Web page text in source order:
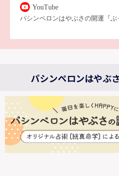
YouTube
パシンペロンはやぶさの開運『ぶ
パシンペロンはやぶ